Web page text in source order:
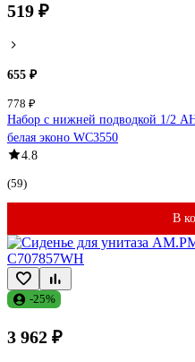
519 ₽
655 ₽
778 ₽
Набор с нижней подводкой 1/2
белая эконо WC3550
4.8
(59)
В
-25%
3 962 ₽